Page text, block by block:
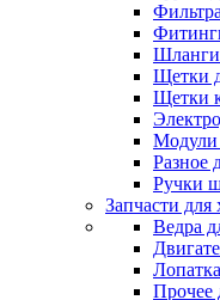
Шланги
Щетки
Щетки
Модули
Разное
Ручки
Запчасти для
Ведра
Прочее